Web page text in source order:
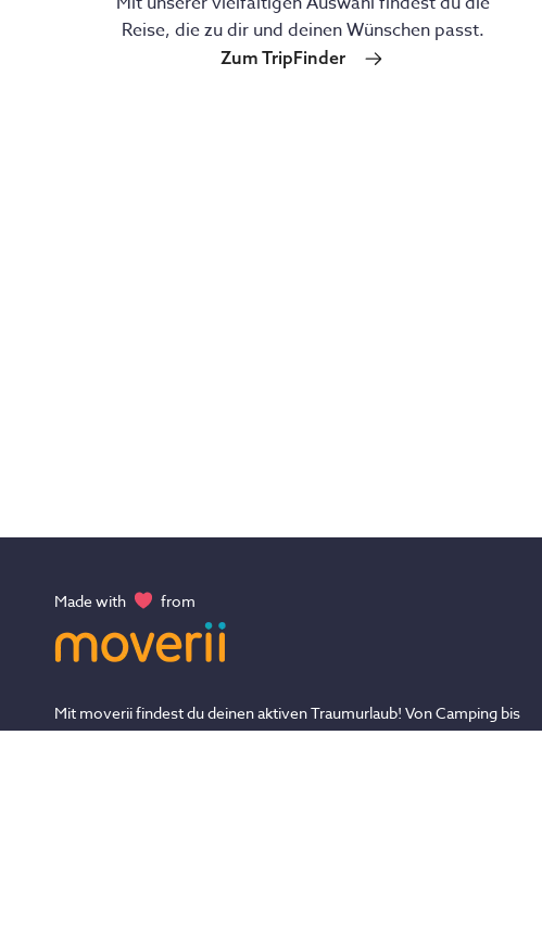
Reise, die zu dir und deinen Wünschen passt.
Zum TripFinder
Made with from
Mit moverii findest du deinen aktiven Traumurlaub! Von Camping bis